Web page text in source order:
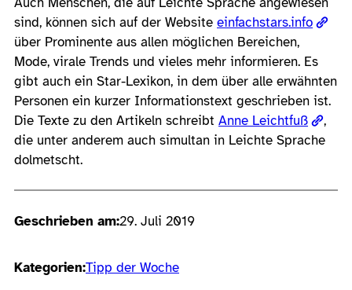
sind, können sich auf der Website einfachstars.info
über Prominente aus allen möglichen Bereichen,
Mode, virale Trends und vieles mehr informieren. Es
gibt auch ein Star-Lexikon, in dem über alle erwähnten
Personen ein kurzer Informationstext geschrieben ist.
Die Texte zu den Artikeln schreibt Anne Leichtfuß
,
die unter anderem auch simultan in Leichte Sprache
dolmetscht.
Geschrieben am:29. Juli 2019
Kategorien:Tipp der Woche